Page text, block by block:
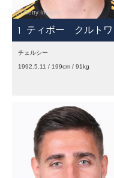
1 ティボー クルトワ
チェルシー
1992.5.11 / 199cm / 91kg